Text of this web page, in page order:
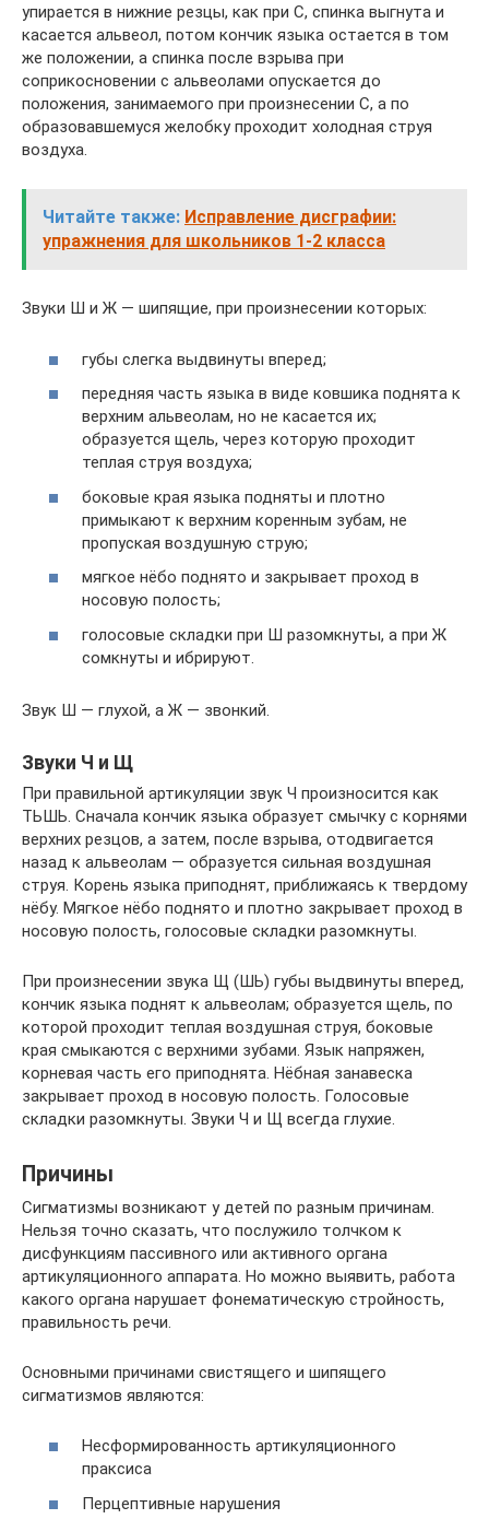
упирается в нижние резцы, как при С, спинка выгнута и
касается альвеол, потом кончик языка остается в том
же положении, а спинка после взрыва при
соприкосновении с альвеолами опускается до
положения, занимаемого при произнесении С, а по
образовавшемуся желобку проходит холодная струя
воздуха.
Читайте также: Исправление дисграфии:
упражнения для школьников 1-2 класса
Звуки Ш и Ж — шипящие, при произнесении которых:
губы слегка выдвинуты вперед;
передняя часть языка в виде ковшика поднята к
верхним альвеолам, но не касается их;
образуется щель, через которую проходит
теплая струя воздуха;
боковые края языка подняты и плотно
примыкают к верхним коренным зубам, не
пропуская воздушную струю;
мягкое нёбо поднято и закрывает проход в
носовую полость;
голосовые складки при Ш разомкнуты, а при Ж
сомкнуты и ибрируют.
Звук Ш — глухой, а Ж — звонкий.
Звуки Ч и Щ
При правильной артикуляции звук Ч произносится как
ТЬШЬ. Сначала кончик языка образует смычку с корнями
верхних резцов, а затем, после взрыва, отодвигается
назад к альвеолам — образуется сильная воздушная
струя. Корень языка приподнят, приближаясь к твердому
нёбу. Мягкое нёбо поднято и плотно закрывает проход в
носовую полость, голосовые складки разомкнуты.
При произнесении звука Щ (ШЬ) губы выдвинуты вперед,
кончик языка поднят к альвеолам; образуется щель, по
которой проходит теплая воздушная струя, боковые
края смыкаются с верхними зубами. Язык напряжен,
корневая часть его приподнята. Нёбная занавеска
закрывает проход в носовую полость. Голосовые
складки разомкнуты. Звуки Ч и Щ всегда глухие.
Причины
Сигматизмы возникают у детей по разным причинам.
Нельзя точно сказать, что послужило толчком к
дисфункциям пассивного или активного органа
артикуляционного аппарата. Но можно выявить, работа
какого органа нарушает фонематическую стройность,
правильность речи.
Основными причинами свистящего и шипящего
сигматизмов являются:
Несформированность артикуляционного
праксиса
Перцептивные нарушения